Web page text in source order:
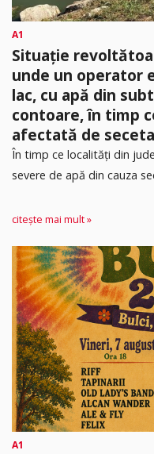
A1
Situație
unde un operator
lac, cu apă din
contoare, în timp
afectată de
În timp ce localități din
severe de apă din cauza
citește mai mult »
A1